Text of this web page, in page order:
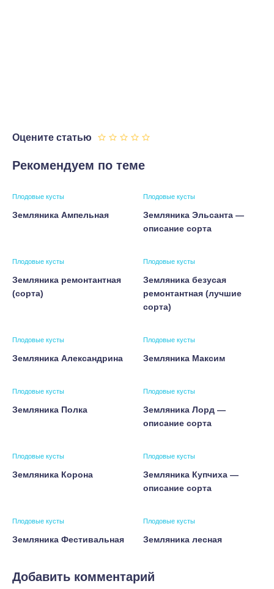
Оцените статью
Рекомендуем по теме
Плодовые кусты
Земляника Ампельная
Плодовые кусты
Земляника Эльсанта —
описание сорта
Плодовые кусты
Земляника ремонтантная
(сорта)
Плодовые кусты
Земляника безусая
ремонтантная (лучшие
сорта)
Плодовые кусты
Земляника Александрина
Плодовые кусты
Земляника Максим
Плодовые кусты
Земляника Полка
Плодовые кусты
Земляника Лорд —
описание сорта
Плодовые кусты
Земляника Корона
Плодовые кусты
Земляника Купчиха —
описание сорта
Плодовые кусты
Земляника Фестивальная
Плодовые кусты
Земляника лесная
Добавить комментарий